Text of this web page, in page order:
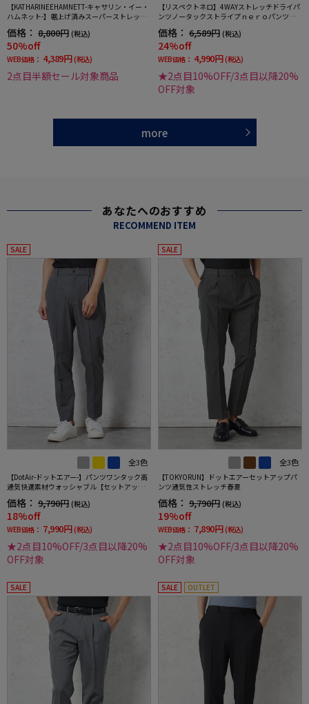
【KATHARINEEHAMNETT-キャサリン・イー・
ハムネット-】裾上げ済みスーパーストレッチ
価格： 8,800円 (税込)
50%off
WEB価格： 4,389円 (税込)
2点目半額セール対象商品
【リスペクトネロ】4WAYストレッチドライパ
ンツノータックストライプｎｅｒｏパンツウ
価格： 6,589円 (税込)
24%off
WEB価格： 4,990円 (税込)
★2点目10%OFF/3点目以降20%
OFF対象
more
あなたへのおすすめ
RECOMMEND ITEM
SALE
全3色
【DotAir-ドットエアー-】パンツワンタック高
通気快適素材ウォッシャブル【セットアップ
価格： 9,790円 (税込)
18%off
WEB価格： 7,990円 (税込)
★2点目10%OFF/3点目以降20%
OFF対象
SALE
全3色
【TOKYORUN】ドットエアーセットアップパ
ンツ通気性ストレッチ春夏
価格： 9,790円 (税込)
19%off
WEB価格： 7,890円 (税込)
★2点目10%OFF/3点目以降20%
OFF対象
SALE SALE OUTLET